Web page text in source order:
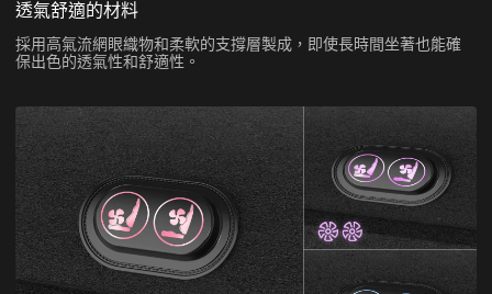
透氣舒適的材料
採用高氣流網眼織物和柔軟的支撐層製成，即使長時間坐著也能確
保出色的透氣性和舒適性。